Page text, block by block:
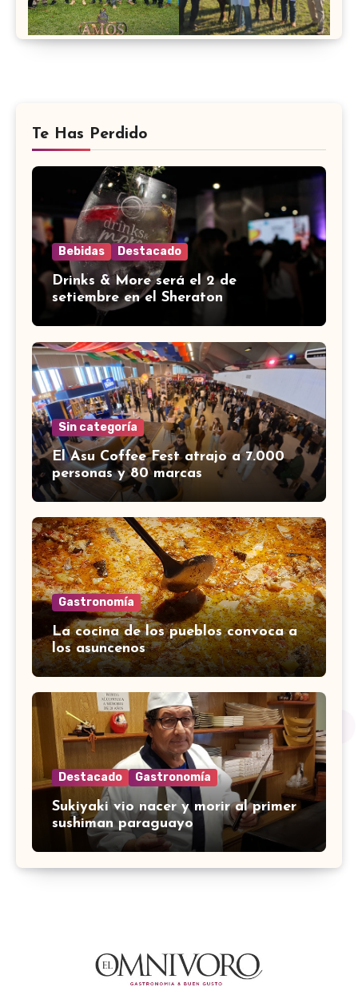
Te Has Perdido
Bebidas Destacado
Drinks & More será el 2 de
setiembre en el Sheraton
Sin categoría
El Asu Coffee Fest atrajo a 7.000
personas y 80 marcas
Gastronomía
La cocina de los pueblos convoca a
los asuncenos
Destacado Gastronomía
Sukiyaki vio nacer y morir al primer
sushiman paraguayo